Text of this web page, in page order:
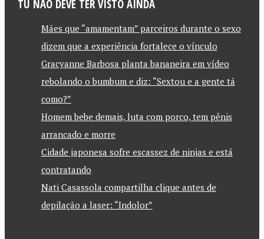
TU NÃO DEVE TER VISTO AINDA
Mães que “amamentam” parceiros durante o sexo
dizem que a experiência fortalece o vínculo
Gracyanne Barbosa planta bananeira em vídeo
rebolando o bumbum e diz: “Sextou e a gente tá
como?”
Homem bebe demais, luta com porco, tem pênis
arrancado e morre
Cidade japonesa sofre escassez de ninjas e está
contratando
Nati Casassola compartilha clique antes de
depilação a laser: “Indolor”